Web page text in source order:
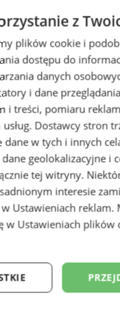
z
plików cookie i
dostępu do
danych
i dane
i treści, pomiaru
Dostawcy stron
dane w tych i innych
geolokalizacyjne i
tej witryny.
interesie
Ustawieniach reklam.
w Ustawieniach plików